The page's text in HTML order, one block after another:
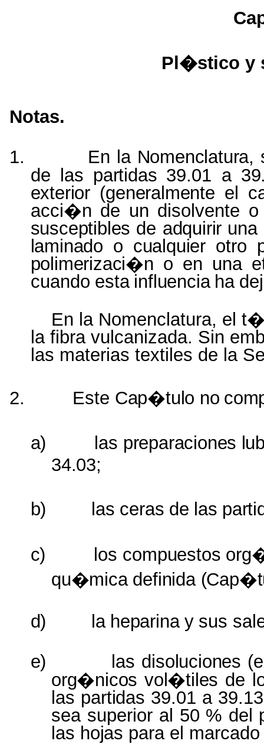
Pl�stico y
Notas.
1.
En la Nomenclatura,
de las partidas 39.01 a
exterior (generalmente el
acci�n de un disolvente
susceptibles de adquirir una
laminado o cualquier otro
polimerizaci�n o en una
cuando esta influencia ha
En la Nomenclatura, el
la fibra vulcanizada. Sin
las materias textiles de la
2. Este Cap�tulo no
a) las preparaciones
34.03;
b) las ceras de las
c) los compuestos
qu�mica definida
d) la heparina y sus
e)
las disoluciones
org�nicos vol�tiles de
las partidas 39.01 a
sea superior al 50 % del
las hojas para el